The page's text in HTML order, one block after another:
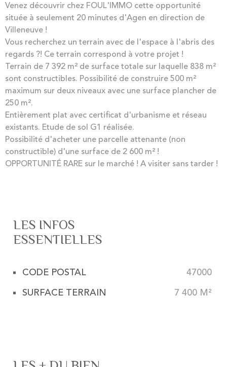
Venez découvrir chez FOUL'IMMO cette opportunité
située à seulement 20 minutes d'Agen en direction de
Villeneuve !
Vous recherchez un terrain avec de l'espace à l'abris des
regards ?! Ce terrain correspond à votre projet !
Terrain de 7 392 m² de surface totale sur laquelle 838 m²
sont constructibles. Possibilité de construire 500 m²
maximum sur deux niveaux avec une surface plancher de
250 m².
Entièrement plat avec certificat d'urbanisme et réseau
existants. Etude de sol G1 réalisée.
Possibilité d'acheter une parcelle attenante (non
constructible) d'une surface de 2 600 m² !
OPPORTUNITÉ RARE sur le marché ! A visiter sans tarder !
LES INFOS
ESSENTIELLES
Caractérisque Valeurs
CODE POSTAL 47000
SURFACE TERRAIN 7 400 M²